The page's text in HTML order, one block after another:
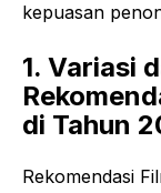
kepuasan
1. Variasi
di Tahun
Rekomendasi